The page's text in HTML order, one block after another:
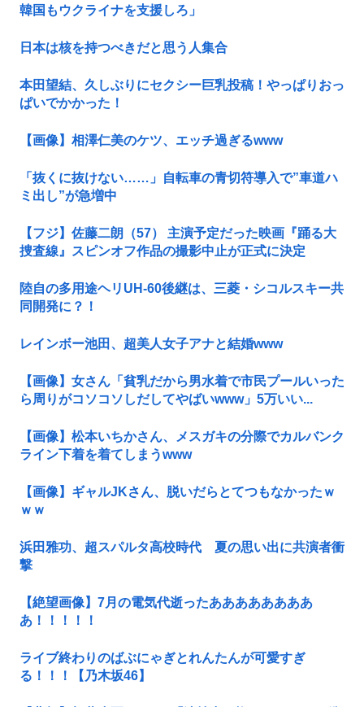
韓国もウクライナを支援しろ」
日本は核を持つべきだと思う人集合
本田望結、久しぶりにセクシー巨乳投稿！やっぱりおっ
ぱいでかかった！
【画像】相澤仁美のケツ、エッチ過ぎるwww
「抜くに抜けない……」自転車の青切符導入で”車道ハ
ミ出し”が急増中
【フジ】佐藤二朗（57） 主演予定だった映画『踊る大
捜査線』スピンオフ作品の撮影中止が正式に決定
陸自の多用途ヘリUH-60後継は、三菱・シコルスキー共
同開発に？！
レインボー池田、超美人女子アナと結婚www
【画像】女さん「貧乳だから男水着で市民プールいった
ら周りがコソコソしだしてやばいwww」5万いい...
【画像】松本いちかさん、メスガキの分際でカルバンク
ライン下着を着てしまうwww
【画像】ギャルJKさん、脱いだらとてつもなかったｗ
ｗｗ
浜田雅功、超スパルタ高校時代 夏の思い出に共演者衝
撃
【絶望画像】7月の電気代逝ったああああああああ
あ！！！！！
ライブ終わりのばぶにゃぎとれんたんが可愛すぎ
る！！！【乃木坂46】